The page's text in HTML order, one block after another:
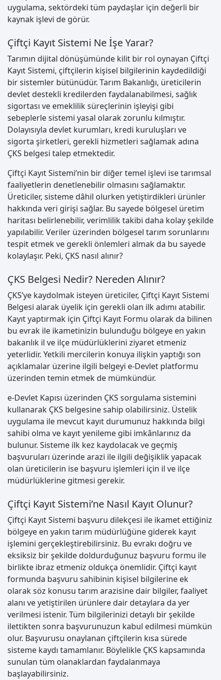
uygulama, sektördeki tüm paydaşlar için değerli bir
kaynak işlevi de görür.
Çiftçi Kayıt Sistemi Ne İşe Yarar?
Tarımın dijital dönüşümünde kilit bir rol oynayan Çiftçi
Kayıt Sistemi, çiftçilerin kişisel bilgilerinin kaydedildiği
bir sistemler bütünüdür. Tarım Bakanlığı, üreticilerin
devlet destekli kredilerden faydalanabilmesi, sağlık
sigortası ve emeklilik süreçlerinin işleyişi gibi
sebeplerle sistemi yasal olarak zorunlu kılmıştır.
Dolayısıyla devlet kurumları, kredi kuruluşları ve
sigorta şirketleri, gerekli hizmetleri sağlamak adına
ÇKS belgesi talep etmektedir.
Çiftçi Kayıt Sistemi’nin bir diğer temel işlevi ise tarımsal
faaliyetlerin denetlenebilir olmasını sağlamaktır.
Üreticiler, sisteme dâhil olurken yetiştirdikleri ürünler
hakkında veri girişi sağlar. Bu sayede bölgesel üretim
haritası belirlenebilir, verimlilik takibi daha kolay şekilde
yapılabilir. Veriler üzerinden bölgesel tarım sorunlarını
tespit etmek ve gerekli önlemleri almak da bu sayede
kolaylaşır. Peki, ÇKS nasıl alınır?
ÇKS Belgesi Nedir? Nereden Alınır?
ÇKS’ye kaydolmak isteyen üreticiler, Çiftçi Kayıt Sistemi
Belgesi alarak üyelik için gerekli olan ilk adımı atabilir.
Kayıt yaptırmak için Çiftçi Kayıt Formu olarak da bilinen
bu evrak ile ikametinizin bulunduğu bölgeye en yakın
bakanlık il ve ilçe müdürlüklerini ziyaret etmeniz
yeterlidir. Yetkili mercilerin konuya ilişkin yaptığı son
açıklamalar üzerine ilgili belgeyi e-Devlet platformu
üzerinden temin etmek de mümkündür.
e-Devlet Kapısı üzerinden ÇKS sorgulama sistemini
kullanarak ÇKS belgesine sahip olabilirsiniz. Üstelik
uygulama ile mevcut kayıt durumunuz hakkında bilgi
sahibi olma ve kayıt yenileme gibi imkânlarınız da
bulunur. Sisteme ilk kez kaydolacak ve geçmiş
başvuruları üzerinde arazi ile ilgili değişiklik yapacak
olan üreticilerin ise başvuru işlemleri için il ve ilçe
müdürlüklerine gitmesi gerekir.
Çiftçi Kayıt Sistemi’ne Nasıl Kayıt Olunur?
Çiftçi Kayıt Sistemi başvuru dilekçesi ile ikamet ettiğiniz
bölgeye en yakın tarım müdürlüğüne giderek kayıt
işlemini gerçekleştirebilirsiniz. Bu evrakı doğru ve
eksiksiz bir şekilde doldurduğunuz başvuru formu ile
birlikte ibraz etmeniz oldukça önemlidir. Çiftçi kayıt
formunda başvuru sahibinin kişisel bilgilerine ek
olarak söz konusu tarım arazisine dair bilgiler, faaliyet
alanı ve yetiştirilen ürünlere dair detaylara da yer
verilmesi istenir. Tüm bilgilerinizi detaylı bir şekilde
ilettikten sonra başvurunuzun kabul edilmesi mümkün
olur. Başvurusu onaylanan çiftçilerin kısa sürede
sisteme kaydı tamamlanır. Böylelikle ÇKS kapsamında
sunulan tüm olanaklardan faydalanmaya
başlayabilirsiniz.